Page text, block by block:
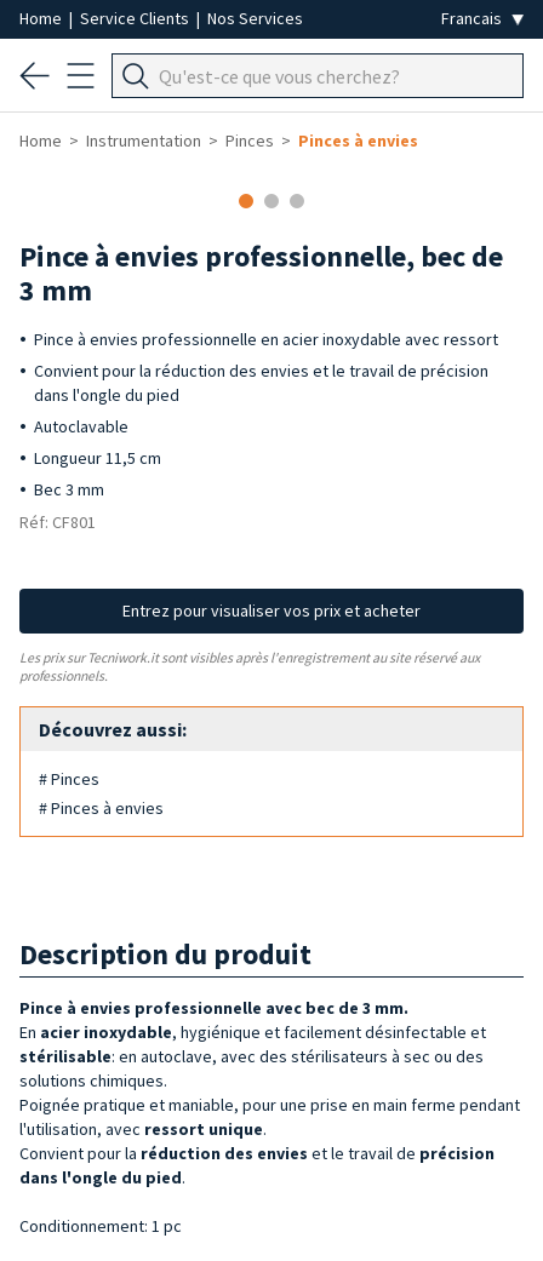
Home | Service Clients | Nos Services
Home Instrumentation Pinces Pinces à envies
Pince à envies professionnelle, bec de
3 mm
Pince à envies professionnelle en acier inoxydable avec ressort
Convient pour la réduction des envies et le travail de précision
dans l'ongle du pied
Autoclavable
Longueur 11,5 cm
Bec 3 mm
Réf: CF801
Entrez pour visualiser vos prix et acheter
Les prix sur Tecniwork.it sont visibles après l'enregistrement au site réservé aux
professionnels.
Découvrez aussi:
# Pinces
# Pinces à envies
Description du produit
Pince à envies professionnelle avec bec de 3 mm.
En acier inoxydable, hygiénique et facilement désinfectable et
stérilisable: en autoclave, avec des stérilisateurs à sec ou des
solutions chimiques.
Poignée pratique et maniable, pour une prise en main ferme pendant
l'utilisation, avec ressort unique.
Convient pour la réduction des envies et le travail de précision
dans l'ongle du pied.
Conditionnement: 1 pc